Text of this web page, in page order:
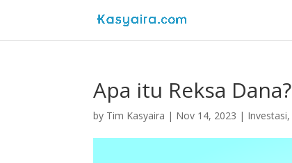
Apa itu Reksa Dana?
by Tim Kasyaira | Nov 14, 2023 | Investasi,